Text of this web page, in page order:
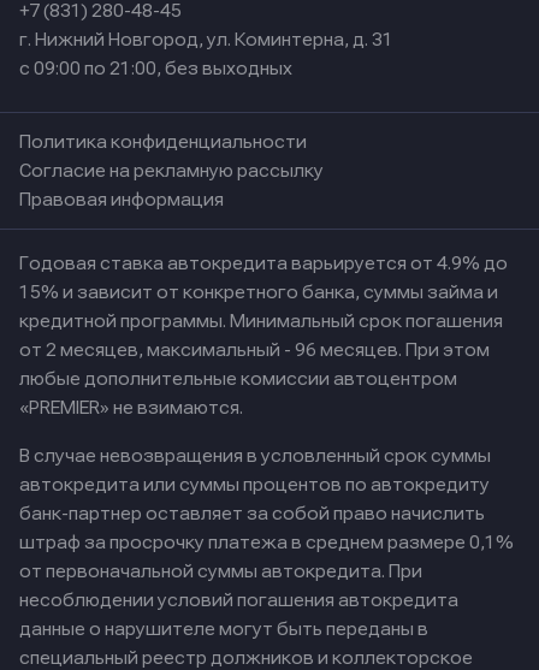
+7 (831) 280-48-45
г. Нижний Новгород, ул. Коминтерна, д. 31
с 09:00 по 21:00, без выходных
Политика конфиденциальности
Согласие на рекламную рассылку
Правовая информация
Годовая ставка автокредита варьируется от 4.9% до
15% и зависит от конкретного банка, суммы займа и
кредитной программы. Минимальный срок погашения
от 2 месяцев, максимальный - 96 месяцев. При этом
любые дополнительные комиссии автоцентром
«PREMIER» не взимаются.
В случае невозвращения в условленный срок суммы
автокредита или суммы процентов по автокредиту
банк-партнер оставляет за собой право начислить
штраф за просрочку платежа в среднем размере 0,1%
от первоначальной суммы автокредита. При
несоблюдении условий погашения автокредита
данные о нарушителе могут быть переданы в
специальный реестр должников и коллекторское